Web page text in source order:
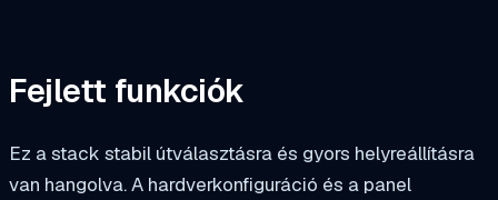
Fejlett funkciók
Ez a stack stabil útválasztásra és gyors helyreállításra
van hangolva. A hardverkonfiguráció és a panel